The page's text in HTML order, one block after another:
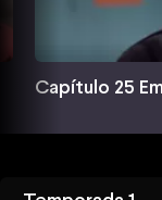
Capítulo 25